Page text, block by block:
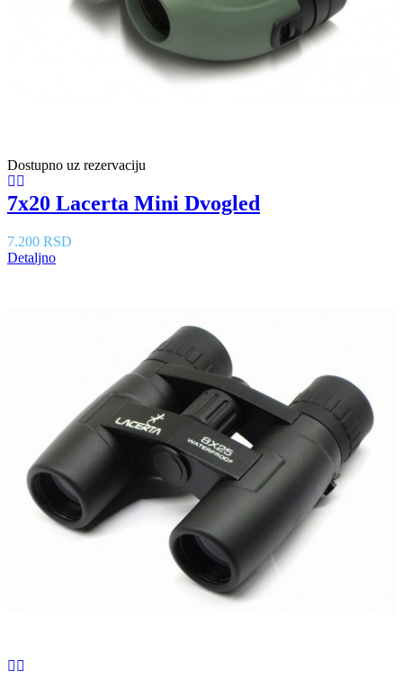
Dostupno uz rezervaciju
7x20 Lacerta Mini Dvogled
7.200 RSD
Detaljno